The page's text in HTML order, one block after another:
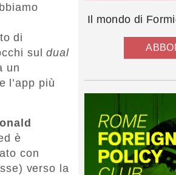
di
suldual
un
l’app più
è
con
verso la
Il mondo di